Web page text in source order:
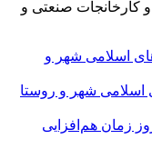
کارخانجات صنعتی و
اسلامی شهر و روستا